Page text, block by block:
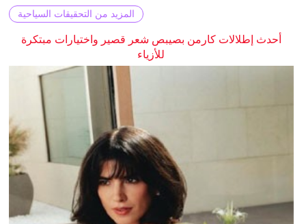
المزيد من التحقيقات السياحية
أحدث إطلالات كارمن بصيبص شعر قصير واختيارات مبتكرة
للأزياء